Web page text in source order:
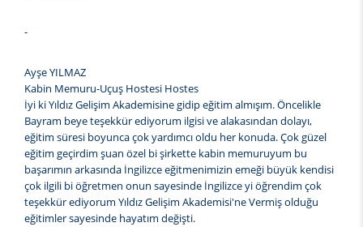
-
Ayşe YILMAZ
Kabin Memuru-Uçuş Hostesi Hostes
İyi ki Yıldız Gelişim Akademisine gidip eğitim almışım. Öncelikle
Bayram beye teşekkür ediyorum ilgisi ve alakasından dolayı,
eğitim süresi boyunca çok yardımcı oldu her konuda. Çok güzel
eğitim geçirdim şuan özel bi şirkette kabin memuruyum bu
başarımın arkasında İngilizce eğitmenimizin emeği büyük kendisi
çok ilgili bi öğretmen onun sayesinde İngilizce yi öğrendim çok
teşekkür ediyorum Yıldız Gelişim Akademisi'ne Vermiş olduğu
eğitimler sayesinde hayatım değişti.